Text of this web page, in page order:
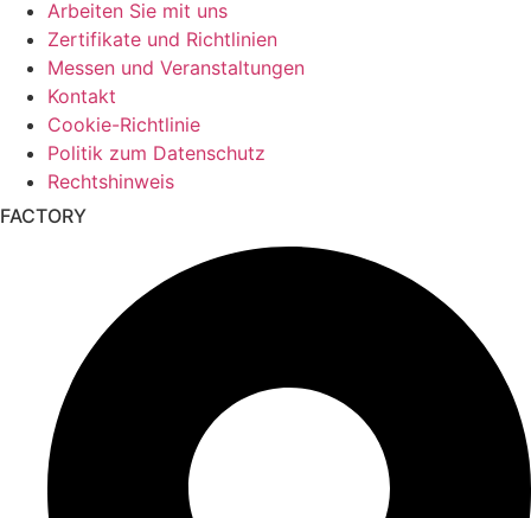
Arbeiten Sie mit uns
Zertifikate und Richtlinien
Messen und Veranstaltungen
Kontakt
Cookie-Richtlinie
Politik zum Datenschutz
Rechtshinweis
FACTORY